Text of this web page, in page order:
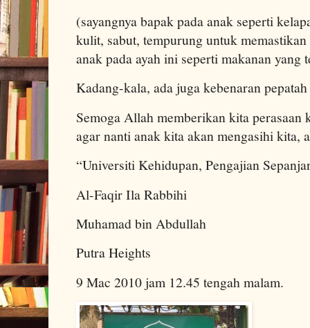
(sayangnya bapak pada anak seperti
kulit, sabut, tempurung untuk
anak pada ayah ini seperti makanan yang
Kadang-kala, ada juga kebenaran
Semoga Allah memberikan kita perasaan
agar nanti anak kita akan mengasihi
“Universiti Kehidupan, Pengajian
Al-Faqir Ila Rabbihi
Muhamad bin Abdullah
Putra Heights
9 Mac 2010 jam 12.45 tengah malam.